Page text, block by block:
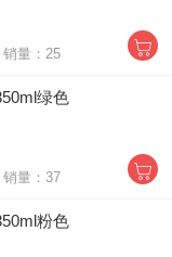
销量：25
绿色
销量：37
粉色